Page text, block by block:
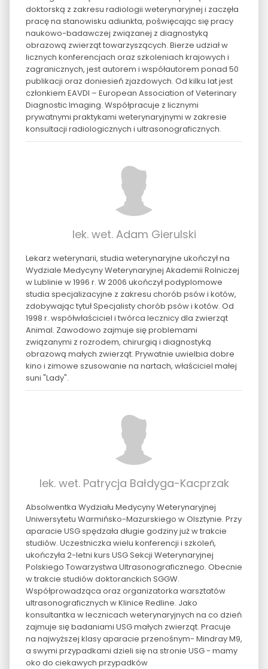
doktorską z zakresu radiologii weterynaryjnej i zaczęła
pracę na stanowisku adiunkta, poświęcając się pracy
naukowo-badawczej związanej z diagnostyką
obrazową zwierząt towarzyszących. Bierze udział w
licznych konferencjach oraz szkoleniach krajowych i
zagranicznych, jest autorem i współautorem ponad 50
publikacji oraz doniesień zjazdowych. Od kilku lat jest
członkiem EAVDI – European Association of Veterinary
Diagnostic Imaging. Współpracuje z licznymi
prywatnymi praktykami weterynaryjnymi w zakresie
konsultacji radiologicznych i ultrasonograficznych.
lek. wet. Adam Gierulski
Lekarz weterynarii, studia weterynaryjne ukończył na
Wydziale Medycyny Weterynaryjnej Akademii Rolniczej
w Lublinie w 1996 r. W 2006 ukończył podyplomowe
studia specjalizacyjne z zakresu chorób psów i kotów,
zdobywając tytuł Specjalisty chorób psów i kotów. Od
1998 r. współwłaściciel i twórca lecznicy dla zwierząt
Animal. Zawodowo zajmuje się problemami
związanymi z rozrodem, chirurgią i diagnostyką
obrazową małych zwierząt. Prywatnie uwielbia dobre
kino i zimowe szusowanie na nartach, właściciel małej
suni "Lady".
lek. wet. Patrycja Bałdyga-Kacprzak
Absolwentka Wydziału Medycyny Weterynaryjnej
Uniwersytetu Warmińsko-Mazurskiego w Olsztynie. Przy
aparacie USG spędzała długie godziny już w trakcie
studiów. Uczestniczka wielu konferencji i szkoleń,
ukończyła 2-letni kurs USG Sekcji Weterynaryjnej
Polskiego Towarzystwa Ultrasonograficznego. Obecnie
w trakcie studiów doktoranckich SGGW.
Współprowadząca oraz organizatorka warsztatów
ultrasonograficznych w Klinice Redline. Jako
konsultantka w lecznicach weterynaryjnych na co dzień
zajmuje się badaniami USG małych zwierząt. Pracuje
na najwyższej klasy aparacie przenośnym- Mindray M9,
a swymi przypadkami dzieli się na stronie USG - mamy
oko do ciekawych przypadków